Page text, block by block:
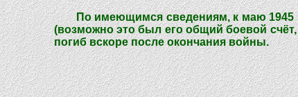
По имеющимся сведениям, к маю 1945
(возможно это был его общий боевой
погиб вскоре после окончания войны.